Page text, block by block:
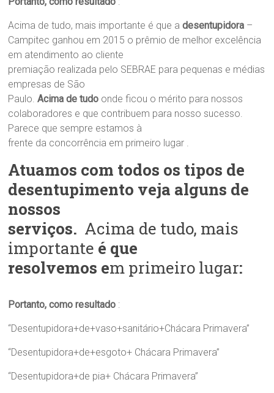
Acima de tudo, mais importante é que adesentupidora –
Campitec ganhou em 2015 o prêmio de melhor excelência
em atendimento ao cliente
premiação realizada pelo SEBRAE para pequenas e médias
empresas de São
Paulo.Acima de tudo onde ficou o mérito para nossos
colaboradores e que contribuem para nosso sucesso.
Parece que sempre estamos à
frente da concorrência em primeiro lugar .
Atuamos com todos os tipos de
desentupimento veja alguns de
nossos
serviços. Acima de tudo, mais
importante é que
resolvemos em primeiro lugar:
Portanto, como resultado :
“Desentupidora+de+vaso+sanitário+Chácara Primavera”
“Desentupidora+de+esgoto+ Chácara Primavera”
“Desentupidora+de pia+ Chácara Primavera”